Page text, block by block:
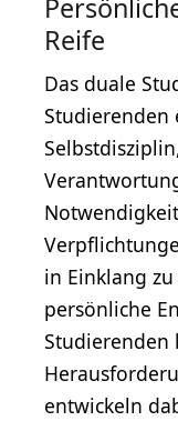
Reife
Das duale
Studierenden
in Einklang
persönliche
Studierenden
entwickeln